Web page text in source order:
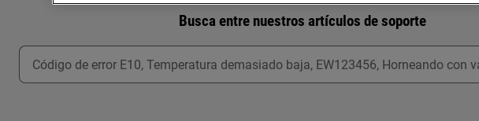
Busca entre nuestros artículos de soporte